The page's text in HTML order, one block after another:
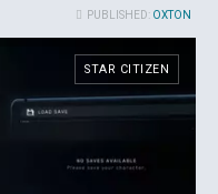
PUBLISHED: OXTON
STAR CITIZEN